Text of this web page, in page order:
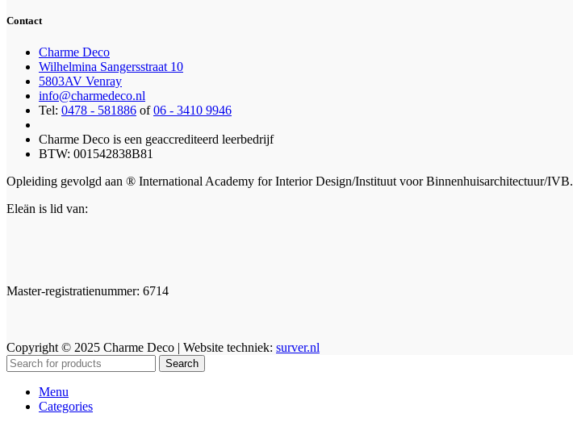
Contact
Charme Deco
Wilhelmina Sangersstraat 10
5803AV Venray
info@charmedeco.nl
Tel: 0478 - 581886 of06 - 3410 9946
Charme Deco is een geaccrediteerd leerbedrijf
BTW: 001542838B81
Opleiding gevolgd aan ® International Academy for Interior Design/Instituut voor Binnenhuisarchitectuur/IVB.
Eleän is lid van:
Master-registratienummer: 6714
Copyright © 2025 Charme Deco | Website techniek: surver.nl
Search
Menu
Categories